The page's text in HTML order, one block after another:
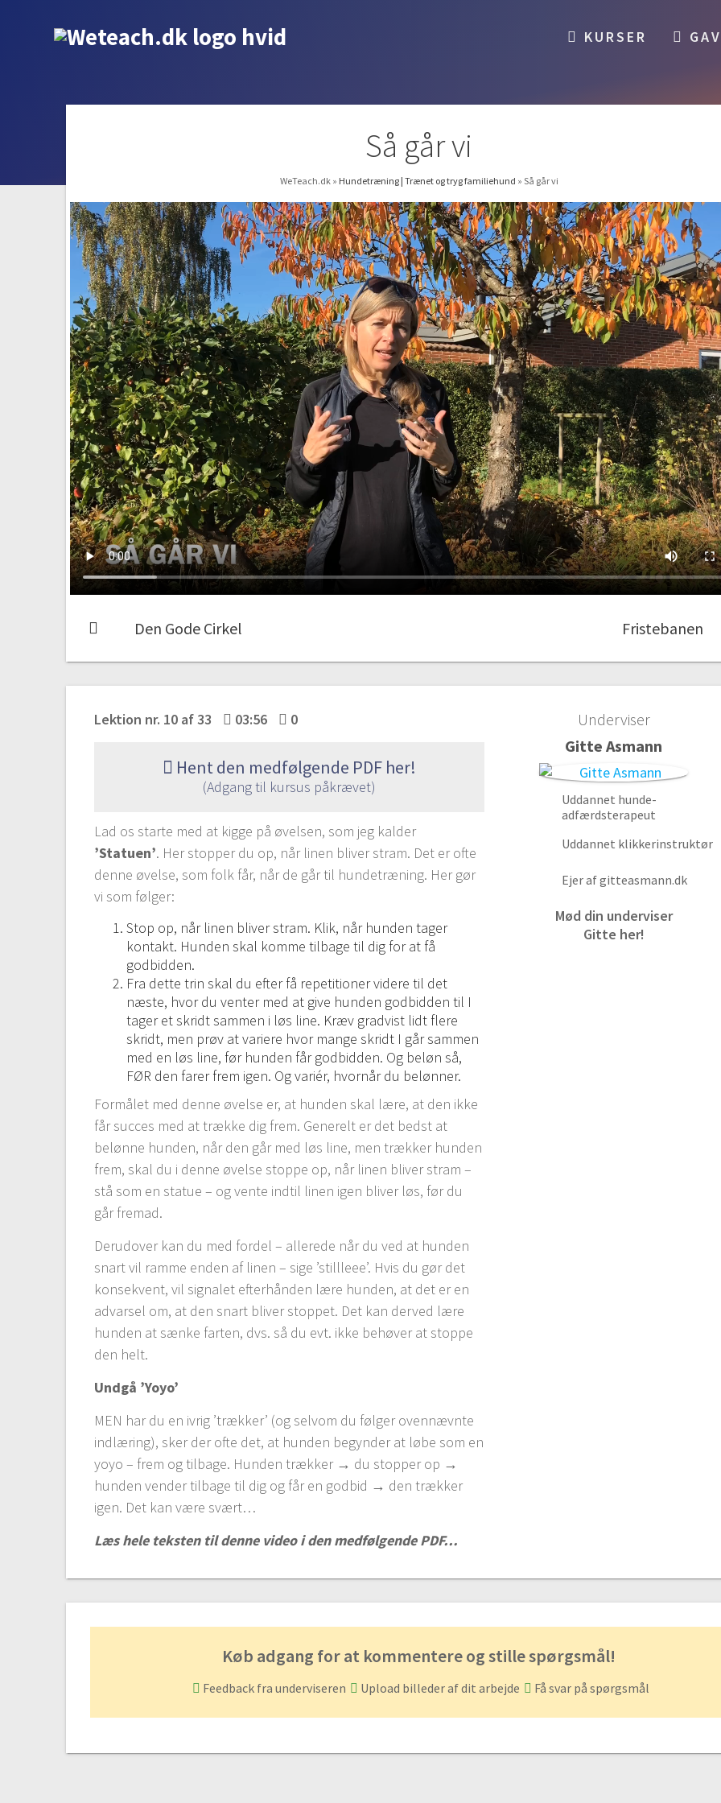
KURSER
Så går vi
WeTeach.dk » Hundetræning | Trænet og tryg familiehund » Så går vi
Den Gode Cirkel Fristebanen
Lektion nr. 10 af 33 03:56 0
Hent den medfølgende PDF her!
(Adgang til kursus påkrævet)
Lad os starte med at kigge på øvelsen, som jeg kalder
’Statuen’. Her stopper du op, når linen bliver stram. Det er ofte
denne øvelse, som folk får, når de går til hundetræning. Her gør
vi som følger:
Stop op, når linen bliver stram. Klik, når hunden tager
kontakt. Hunden skal komme tilbage til dig for at få
godbidden.
Fra dette trin skal du efter få repetitioner videre til det
næste, hvor du venter med at give hunden godbidden til I
tager et skridt sammen i løs line. Kræv gradvist lidt flere
skridt, men prøv at variere hvor mange skridt I går sammen
med en løs line, før hunden får godbidden. Og beløn så,
FØR den farer frem igen. Og variér, hvornår du belønner.
Formålet med denne øvelse er, at hunden skal lære, at den ikke
får succes med at trække dig frem. Generelt er det bedst at
belønne hunden, når den går med løs line, men trækker hunden
frem, skal du i denne øvelse stoppe op, når linen bliver stram –
stå som en statue – og vente indtil linen igen bliver løs, før du
går fremad.
Derudover kan du med fordel – allerede når du ved at hunden
snart vil ramme enden af linen – sige ’stillleee’. Hvis du gør det
konsekvent, vil signalet efterhånden lære hunden, at det er en
advarsel om, at den snart bliver stoppet. Det kan derved lære
hunden at sænke farten, dvs. så du evt. ikke behøver at stoppe
den helt.
Undgå ’Yoyo’
MEN har du en ivrig ’trækker’ (og selvom du følger ovennævnte
indlæring), sker der ofte det, at hunden begynder at løbe som en
yoyo – frem og tilbage. Hunden trækker → du stopper op →
hunden vender tilbage til dig og får en godbid → den trækker
igen. Det kan være svært…
Læs hele teksten til denne video i den medfølgende PDF…
Underviser
Gitte Asmann
Uddannet hunde-
adfærdsterapeut
Uddannet klikkerinstruktør
Ejer af gitteasmann.dk
Mød din underviser
Gitte her!
Køb adgang for at kommentere og stille spørgsmål!
Feedback fra underviseren Upload billeder af dit arbejde Få svar på spørgsmål